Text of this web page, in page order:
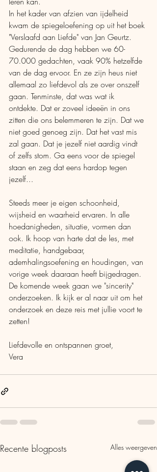
In het kader van afzien van ijdelheid
kwam de spiegeloefening op uit het boek
"Verslaafd aan Liefde" van Jan Geurtz.
Gedurende de dag hebben we 60-
70.000 gedachten, vaak 90% hetzelfde
van de dag ervoor. En ze zijn heus niet
allemaal zo liefdevol als ze over onszelf
gaan. Tenminste, dat was wat ik
ontdekte. Dat er zoveel ideeën in ons
zitten die ons belemmeren te zijn. Dat we
niet goed genoeg zijn. Dat het vast mis
zal gaan. Dat je jezelf niet aardig vindt
of zelfs stom. Ga eens voor de spiegel
staan en zeg dat eens hardop tegen
jezelf...
Steeds meer je eigen schoonheid,
wijsheid en waarheid ervaren. In alle
hoedanigheden, situatie, vormen dan
ook. Ik hoop van harte dat de les, met
meditatie, handgebaar,
ademhalingsoefening en houdingen, van
vorige week daaraan heeft bijgedragen.
De komende week gaan we "sincerity"
onderzoeken. Ik kijk er al naar uit om het
onderzoek en deze reis met jullie voort te
zetten!
Liefdevolle en ontspannen groet,
Vera
Recente blogposts Alles weergeven